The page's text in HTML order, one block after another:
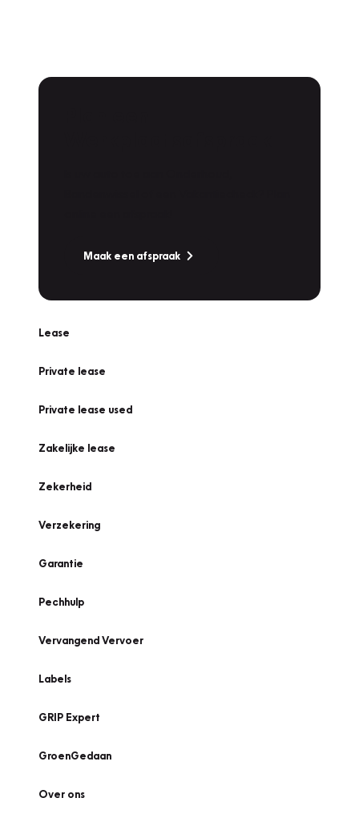
Maak een afspraak
Lease
Private lease
Private lease used
Zakelijke lease
Zekerheid
Verzekering
Garantie
Pechhulp
Vervangend Vervoer
Labels
GRIP Expert
GroenGedaan
Over ons